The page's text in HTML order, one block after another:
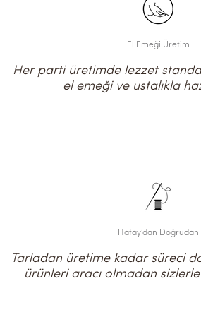
El Emeği Üretim
Her parti üretimde lezzet
el emeği ve ustalıkla
Hatay’dan Doğrudan
Tarladan üretime kadar süreci
ürünleri aracı olmadan